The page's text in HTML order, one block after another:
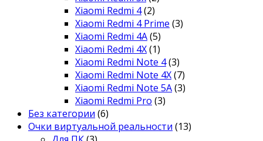
Xiaomi Redmi 4(2)
Xiaomi Redmi 4 Prime (3)
Xiaomi Redmi 4A(5)
Xiaomi Redmi 4X(1)
Xiaomi Redmi Note 4(3)
Xiaomi Redmi Note 4X(7)
Xiaomi Redmi Note 5A(3)
Xiaomi Redmi Pro (3)
Без категории (6)
Очки виртуальной реальности (13)